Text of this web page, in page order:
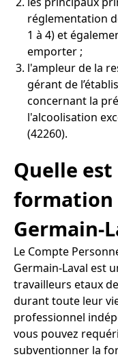
réglementation
1 à 4) et
emporter ;
l'ampleur de la
gérant de
concernant la
l'alcoolisation
(42260).
Quelle
formation
Germain-
Le Compte
Germain-Laval est
travailleurs etaux
durant toute leur
professionnel
vous pouvez
subventionner la